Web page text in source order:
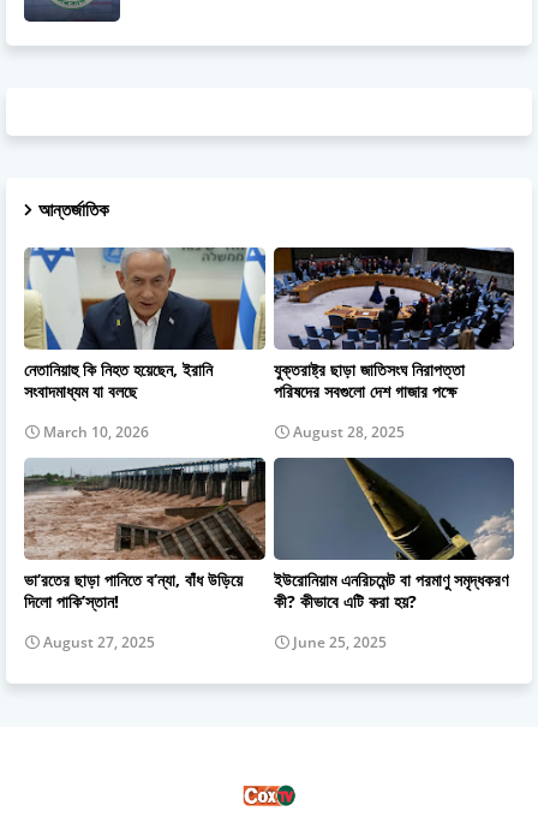
আন্তর্জাতিক
নেতানিয়াহু কি নিহত হয়েছেন, ইরানি
সংবাদমাধ্যম যা বলছে
March 10, 2026
যুক্তরাষ্ট্র ছাড়া জাতিসংঘ নিরাপত্তা
পরিষদের সবগুলো দেশ গাজার পক্ষে
August 28, 2025
ভা’রতের ছাড়া পানিতে ব’ন্যা, বাঁধ উড়িয়ে
দিলো পাকি’স্তান!
August 27, 2025
ইউরোনিয়াম এনরিচমেন্ট বা পরমাণু সমৃদ্ধকরণ
কী? কীভাবে এটি করা হয়?
June 25, 2025